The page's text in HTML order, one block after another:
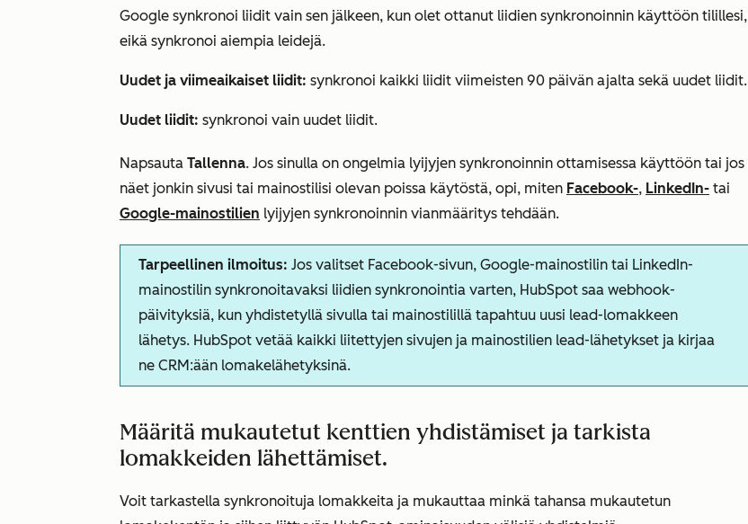
Google synkronoi liidit vain sen jälkeen, kun olet ottanut liidien synkronoinnin käyttöön tilillesi,
eikä synkronoi aiempia leidejä.
Uudet ja viimeaikaiset liidit: synkronoi kaikki liidit viimeisten 90 päivän ajalta sekä uudet liidit.
Uudet liidit: synkronoi vain uudet liidit.
Napsauta Tallenna. Jos sinulla on ongelmia lyijyjen synkronoinnin ottamisessa käyttöön tai jos
näet jonkin sivusi tai mainostilisi olevan poissa käytöstä, opi, miten Facebook-, LinkedIn- tai
Google-mainostilien lyijyjen synkronoinnin vianmääritys tehdään.
Tarpeellinen ilmoitus: Jos valitset Facebook-sivun, Google-mainostilin tai LinkedIn-
mainostilin synkronoitavaksi liidien synkronointia varten, HubSpot saa webhook-
päivityksiä, kun yhdistetyllä sivulla tai mainostilillä tapahtuu uusi lead-lomakkeen
lähetys. HubSpot vetää kaikki liitettyjen sivujen ja mainostilien lead-lähetykset ja kirjaa
ne CRM:ään lomakelähetyksinä.
Määritä mukautetut kenttien yhdistämiset ja tarkista
lomakkeiden lähettämiset.
Voit tarkastella synkronoituja lomakkeita ja mukauttaa minkä tahansa mukautetun